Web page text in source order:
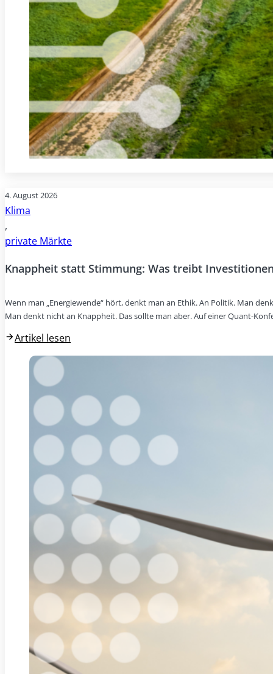
4. August 2026
Klima
,
private Märkte
Knappheit statt Stimmung: Was treibt
Wenn man „Energiewende“ hört, denkt man an Ethik. An Politik. Man
Man denkt nicht an Knappheit. Das sollte man aber. Auf einer Quant-
Artikel lesen